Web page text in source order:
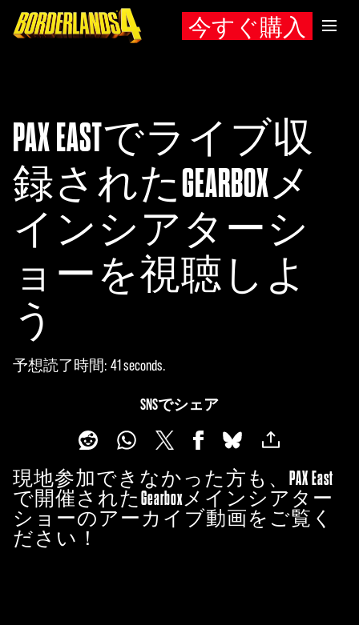
今すぐ購入
PAX EASTでライブ収
録されたGEARBOXメ
インシアターシ
ョーを視聴しよ
う
予想読了時間 41 seconds
SNSでシェア
現地参加できなかった方も、PAX East
で開催されたGearboxメインシアター
ショーのアーカイブ動画をご覧く
ださい！